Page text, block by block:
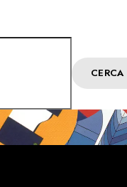
CERCA